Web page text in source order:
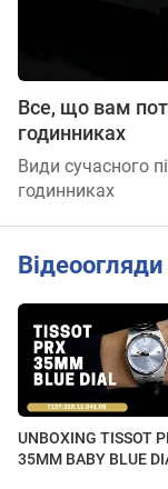
Все, що вам
годинниках
Види сучасного
годинниках
Відеоогляди
UNBOXING TISSOT
35MM BABY BLUE